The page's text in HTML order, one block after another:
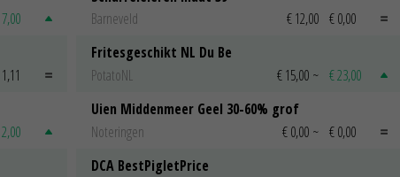
Barneveld
€ 12,00 € 0,00
Fritesgeschikt NL Du Be
PotatoNL
€ 15,00 ~ € 23,00
Uien Middenmeer Geel 30-60% grof
Noteringen
€ 0,00 ~ € 0,00
DCA BestPigletPrice